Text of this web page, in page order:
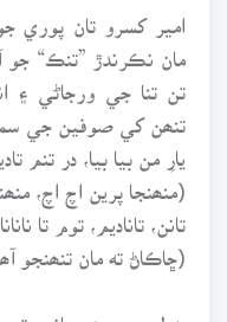
امير کسرو تان پوري
مان نڪرندڙ ”تنڪ“ جو
تن تنا جي ورجاڻي ۽
تنھن کي صوفين جي
يارِ من بيا بيا، در تنم
(منھنجا پرين اچ اچ،
تانن، تاناديم، توم تا نانانا
(ڇاڪاڻ ته مان تنھنجو
به لبم رسيدہ جانم،